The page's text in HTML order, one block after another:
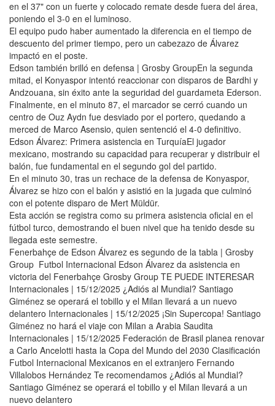
en el 37" con un fuerte y colocado remate desde fuera del área,
poniendo el 3-0 en el luminoso.
El equipo pudo haber aumentado la diferencia en el tiempo de
descuento del primer tiempo, pero un cabezazo de Álvarez
impactó en el poste.
Edson también brilló en defensa | Grosby GroupEn la segunda
mitad, el Konyaspor intentó reaccionar con disparos de Bardhi y
Andzouana, sin éxito ante la seguridad del guardameta Ederson.
Finalmente, en el minuto 87, el marcador se cerró cuando un
centro de Ouz Aydn fue desviado por el portero, quedando a
merced de Marco Asensio, quien sentenció el 4-0 definitivo.
Edson Álvarez: Primera asistencia en TurquíaEl jugador
mexicano, mostrando su capacidad para recuperar y distribuir el
balón, fue fundamental en el segundo gol del partido.
En el minuto 30, tras un rechace de la defensa de Konyaspor,
Álvarez se hizo con el balón y asistió en la jugada que culminó
con el potente disparo de Mert Müldür.
Esta acción se registra como su primera asistencia oficial en el
fútbol turco, demostrando el buen nivel que ha tenido desde su
llegada este semestre.
Fenerbahçe de Edson Álvarez es segundo de la tabla | Grosby
Group Futbol Internacional Edson Álvarez da asistencia en
victoria del Fenerbahçe Grosby Group TE PUEDE INTERESAR
Internacionales | 15/12/2025 ¿Adiós al Mundial? Santiago
Giménez se operará el tobillo y el Milan llevará a un nuevo
delantero Internacionales | 15/12/2025 ¡Sin Supercopa! Santiago
Giménez no hará el viaje con Milan a Arabia Saudita
Internacionales | 15/12/2025 Federación de Brasil planea renovar
a Carlo Ancelotti hasta la Copa del Mundo del 2030 Clasificación
Futbol Internacional Mexicanos en el extranjero Fernando
Villalobos Hernández Te recomendamos ¿Adiós al Mundial?
Santiago Giménez se operará el tobillo y el Milan llevará a un
nuevo delantero